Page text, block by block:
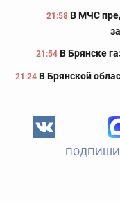
21:58 В МЧС
21:54 В Брянске
21:24 В Брянской